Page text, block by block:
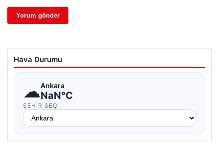
Hava Durumu
☁Ankara
NaN°C
ŞEHIR SEÇ